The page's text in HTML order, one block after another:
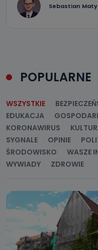
Sebastian
POPULARNE
WSZYSTKIE
EDUKACJA
KORONAWIRUS
SYGNALE
OPINIE
ŚRODOWISKO
WASZE
WYWIADY
ZDROWIE